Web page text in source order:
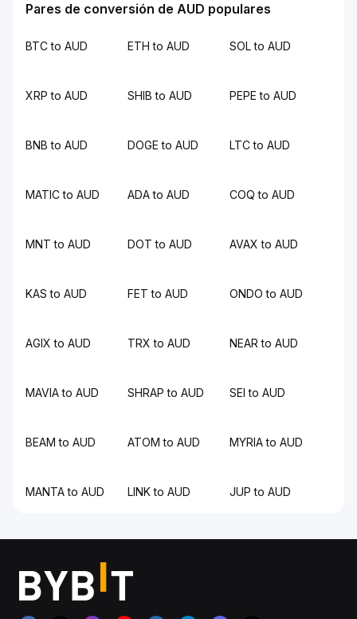
Pares de conversión de AUD populares
BTC to AUD ETH to AUD SOL to AUD
XRP to AUD SHIB to AUD PEPE to AUD
BNB to AUD DOGE to AUD LTC to AUD
MATIC to AUD ADA to AUD COQ to AUD
MNT to AUD DOT to AUD AVAX to AUD
KAS to AUD FET to AUD ONDO to AUD
AGIX to AUD TRX to AUD NEAR to AUD
MAVIA to AUD SHRAP to AUD SEI to AUD
BEAM to AUD ATOM to AUD MYRIA to AUD
MANTA to AUD LINK to AUD JUP to AUD